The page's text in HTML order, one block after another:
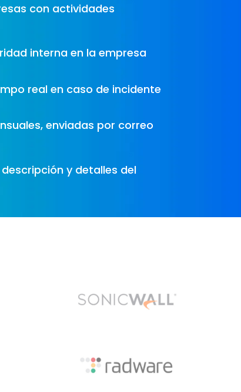
con actividades
interna en la empresa
real en caso de incidente
enviadas por correo
y detalles del